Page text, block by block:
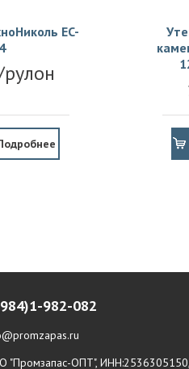
EC-
982-082
"Промзапас-ОПТ",